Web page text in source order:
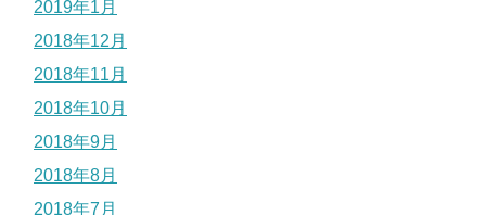
2019年1月
2018年12月
2018年11月
2018年10月
2018年9月
2018年8月
2018年7月